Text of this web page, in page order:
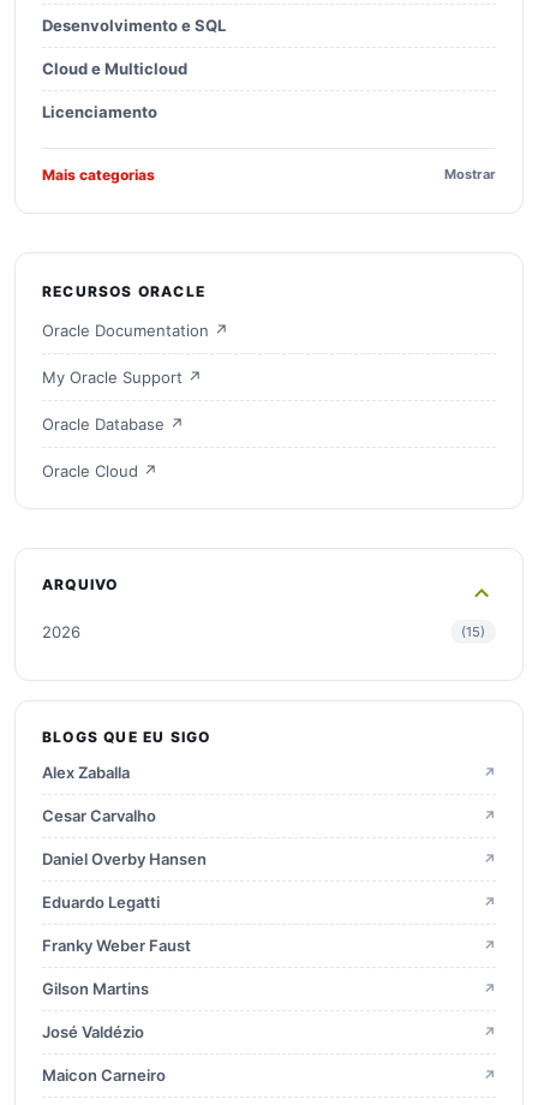
Desenvolvimento e SQL
Cloud e Multicloud
Licenciamento
Mais categorias Mostrar
RECURSOS ORACLE
Oracle Documentation ↗
My Oracle Support ↗
Oracle Database ↗
Oracle Cloud ↗
ARQUIVO
2026 15
2024
2023
2022 21
2021
2020
2019
BLOGS QUE EU SIGO
Alex Zaballa ↗
Cesar Carvalho ↗
Daniel Overby Hansen ↗
Eduardo Legatti ↗
Franky Weber Faust ↗
Gilson Martins ↗
José Valdézio ↗
Maicon Carneiro ↗